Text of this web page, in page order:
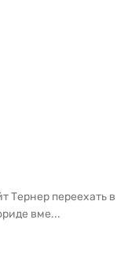
Тернер переехать в
вме...